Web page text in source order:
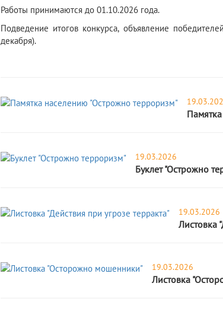
Работы принимаются до 01.10.2026 года.
Подведение итогов конкурса, объявление
декабря).
19.03.2026
Буклет "Острожно
19.03.2026
Листовка
19.03.2026
Листовка